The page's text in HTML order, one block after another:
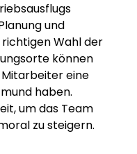
und
Wahl der
können
Mitarbeiter eine
haben.
um das Team
zu steigern.